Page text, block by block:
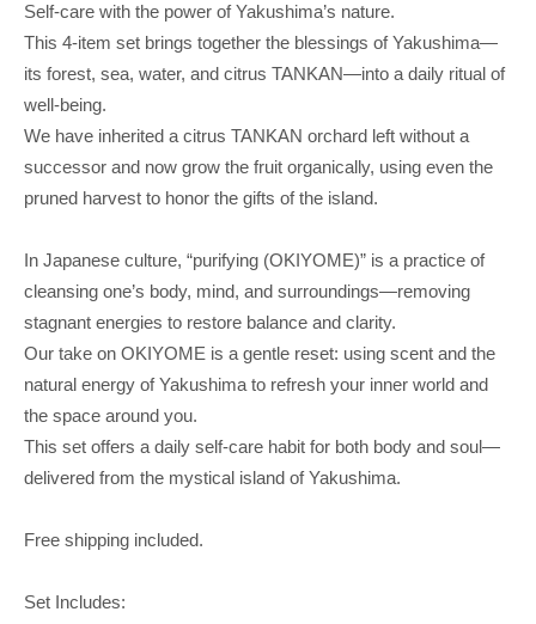
Self-care with the power of Yakushima’s nature.
This 4-item set brings together the blessings of Yakushima—
its forest, sea, water, and citrus TANKAN—into a daily ritual of
well-being.
We have inherited a citrus TANKAN orchard left without a
successor and now grow the fruit organically, using even the
pruned harvest to honor the gifts of the island.
In Japanese culture, “purifying (OKIYOME)” is a practice of
cleansing one’s body, mind, and surroundings—removing
stagnant energies to restore balance and clarity.
Our take on OKIYOME is a gentle reset: using scent and the
natural energy of Yakushima to refresh your inner world and
the space around you.
This set offers a daily self-care habit for both body and soul—
delivered from the mystical island of Yakushima.
Free shipping included.
Set Includes: